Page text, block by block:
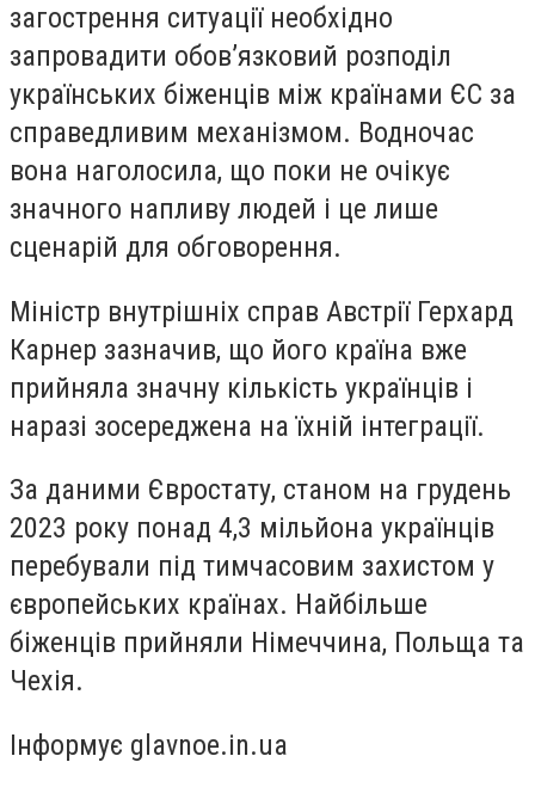
загострення ситуації необхідно
запровадити обов’язковий розподіл
українських біженців між країнами ЄС за
справедливим механізмом. Водночас
вона наголосила, що поки не очікує
значного напливу людей і це лише
сценарій для обговорення.
Міністр внутрішніх справ Австрії Герхард
Карнер зазначив, що його країна вже
прийняла значну кількість українців і
наразі зосереджена на їхній інтеграції.
За даними Євростату, станом на грудень
2023 року понад 4,3 мільйона українців
перебували під тимчасовим захистом у
європейських країнах. Найбільше
біженців прийняли Німеччина, Польща та
Чехія.
Інформує glavnoe.in.ua